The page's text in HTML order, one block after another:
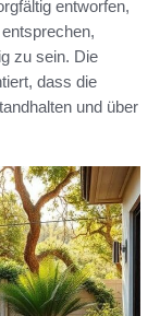
entworfen,
zu sein. Die
dass die
und über